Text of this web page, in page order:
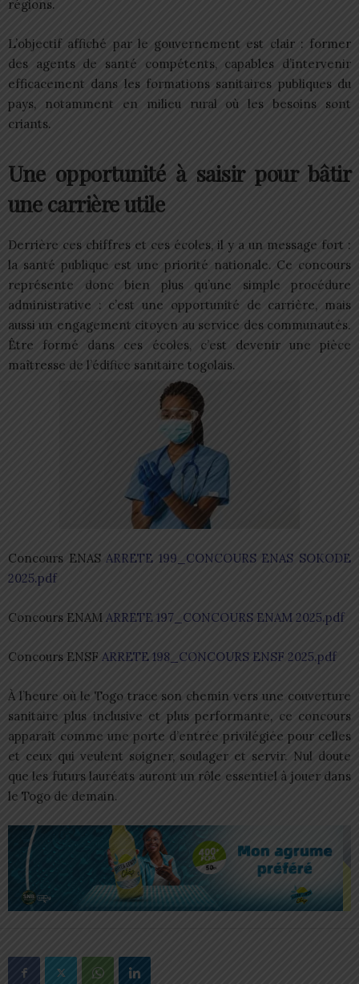
régions.
L’objectif affiché par le gouvernement est clair : former
des agents de santé compétents, capables d’intervenir
efficacement dans les formations sanitaires publiques du
pays, notamment en milieu rural où les besoins sont
criants.
Une opportunité à saisir pour bâtir
une carrière utile
Derrière ces chiffres et ces écoles, il y a un message fort :
la santé publique est une priorité nationale. Ce concours
représente donc bien plus qu’une simple procédure
administrative : c’est une opportunité de carrière, mais
aussi un engagement citoyen au service des communautés.
Être formé dans ces écoles, c’est devenir une pièce
maîtresse de l’édifice sanitaire togolais.
Concours ENASARRETE 199_CONCOURS ENAS SOKODE
2025.pdf
Concours ENAM ARRETE 197_CONCOURS ENAM 2025.pdf
Concours ENSF ARRETE 198_CONCOURS ENSF 2025.pdf
À l’heure où le Togo trace son chemin vers une couverture
sanitaire plus inclusive et plus performante, ce concours
apparaît comme une porte d’entrée privilégiée pour celles
et ceux qui veulent soigner, soulager et servir. Nul doute
que les futurs lauréats auront un rôle essentiel à jouer dans
le Togo de demain.